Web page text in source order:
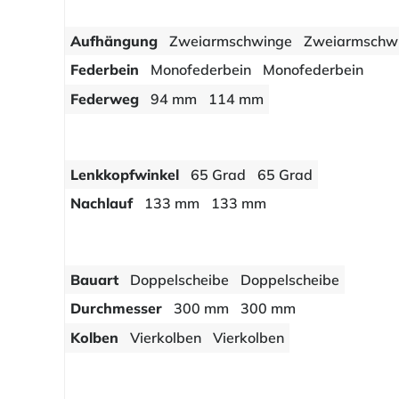
Aufhängung Zweiarmschwinge
Federbein
Monofederbein
Monofederbein
Federweg
94 mm 114 mm
Lenkkopfwinkel 65 Grad
65 Grad
Nachlauf
133 mm 133 mm
Bauart Doppelscheibe
Doppelscheibe
Durchmesser
300 mm
300 mm
Kolben
Vierkolben Vierkolben